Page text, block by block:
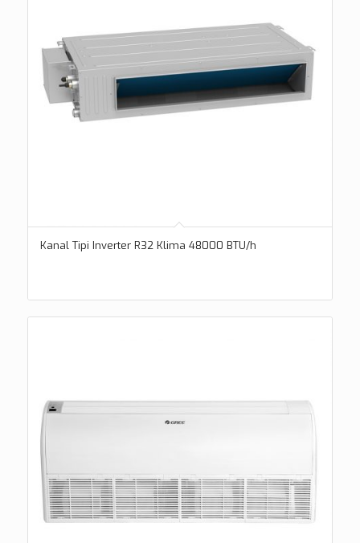
Kanal Tipi Inverter R32 Klima 48000 BTU/h